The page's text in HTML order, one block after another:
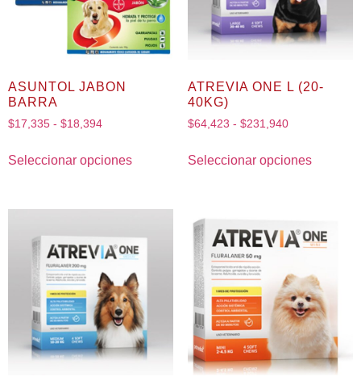
ASUNTOL JABON
BARRA
$17,335 - $18,394
Seleccionar opciones
ATREVIA ONE L (20-
40KG)
$64,423 - $231,940
Seleccionar opciones